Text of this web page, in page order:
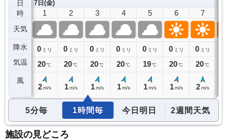
日
時
天気
降水
気温
風
7日(金)
0
0ミリ
20℃
1
0 ミリ
20℃
2 m/s
2
0 ミリ
20℃
1 m/s
3
0 ミリ
20℃
1 m/s
4
0 ミリ
20℃
1 m/s
5
0 ミリ
19℃
1 m/s
6
0 ミリ
20℃
1 m/s
7
0 ミリ
20℃
2 m/s
5分毎 1時間毎 今日明日 2週間天気
施設の見どころ